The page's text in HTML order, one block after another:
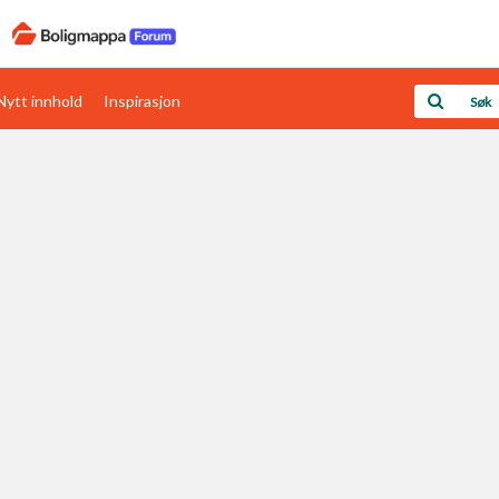
Boligens papirer
innhold Inspirasjon